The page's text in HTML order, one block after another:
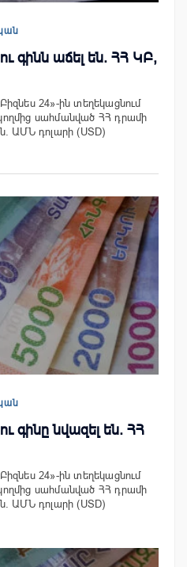
գինն աճել են. ՀՀ ԿԲ,
24»-ին տեղեկացնում
սահմանված ՀՀ դրամի
ԱՄՆ դոլարի (USD)
գինը նվազել են. ՀՀ
24»-ին տեղեկացնում
սահմանված ՀՀ դրամի
ԱՄՆ դոլարի (USD)